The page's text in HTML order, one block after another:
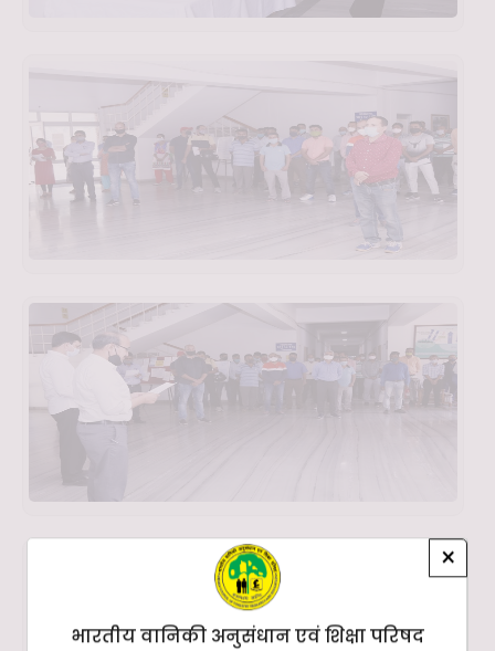
×
भारतीय वानिकी अनुसंधान एवं शिक्षा परिषद